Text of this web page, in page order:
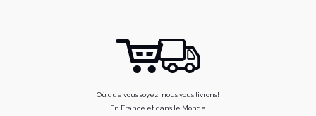
Où que vous soyez, nous vous livrons!
En France et dans le Monde